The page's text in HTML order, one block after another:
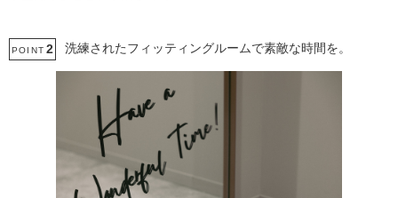
POINT 2 洗練されたフィッティングルームで素敵な時間を。